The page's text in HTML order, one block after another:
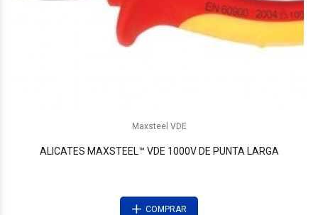
Maxsteel VDE
ALICATES MAXSTEEL™ VDE 1000V DE PUNTA LARGA
COMPRAR